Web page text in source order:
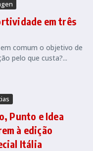
em três
comum o objetivo de
pelo que custa?...
Punto e Idea
à edição
Itália